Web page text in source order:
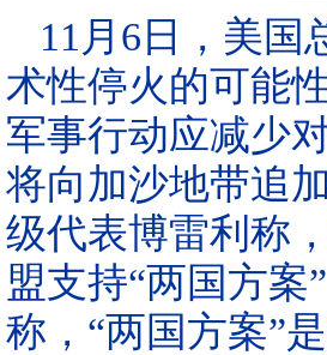
11月6日，美国
术性停火的可能
军事行动应减少
将向加沙地带追
级代表博雷利称
盟支持“两国方
称，“两国方案”